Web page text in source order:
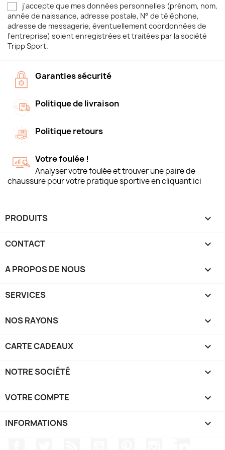
j'accepte que mes données personnelles (prénom, nom,
année de naissance, adresse postale, N° de téléphone,
adresse de messagerie, éventuellement coordonnées de
l'entreprise) soient enregistrées et traitées par la société
Tripp Sport.
Garanties sécurité
Politique de livraison
Politique retours
Votre foulée !
Analyser votre foulée et trouver une paire de
chaussure pour votre pratique sportive en cliquant ici
PRODUITS 
CONTACT 
A PROPOS DE NOUS 
SERVICES 
NOS RAYONS 
CARTE CADEAUX 
NOTRE SOCIÉTÉ 
VOTRE COMPTE 
INFORMATIONS keyboard_arrow_down